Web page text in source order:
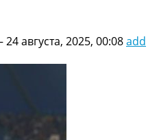
24 августа, 2025, 00:08add